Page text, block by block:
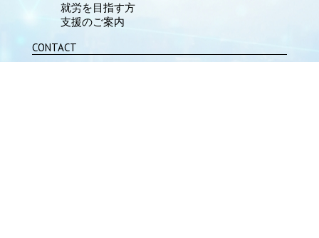
就労を目指す方
支援のご案内
CONTACT